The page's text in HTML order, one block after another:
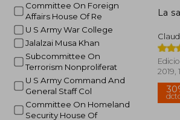
Committee On Foreign
Affairs House Of Re
U S Army War College
Jalalzai Musa Khan
Subcommittee On
Terrorism Nonproliferat
U S Army Command And
General Staff Col
Committee On Homeland
Security House Of
La
2019,